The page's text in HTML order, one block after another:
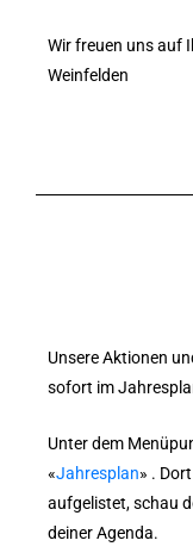
Wir freuen uns auf
Weinfelden
Unsere Aktionen
sofort im
Unter dem
«Jahresplan» .
aufgelistet, schau
deiner Agenda.